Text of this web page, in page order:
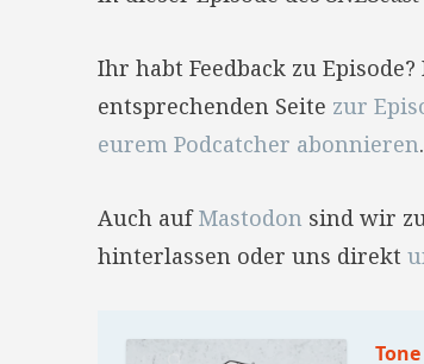
Ihr habt Feedback zu
entsprechenden Seite zur
eurem Podcatcher abonnieren.
Auch aufMastodon sind wir
hinterlassen oder uns direkt